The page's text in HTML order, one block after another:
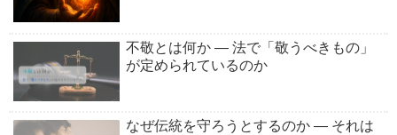
不敬とは何か ― 法で「敬うべきもの」
が定められているのか
なぜ伝統を守ろうとするのか ― それは